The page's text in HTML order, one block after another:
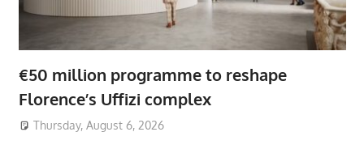
€50 million programme to reshape
Florence’s Uffizi complex
Thursday, August 6, 2026